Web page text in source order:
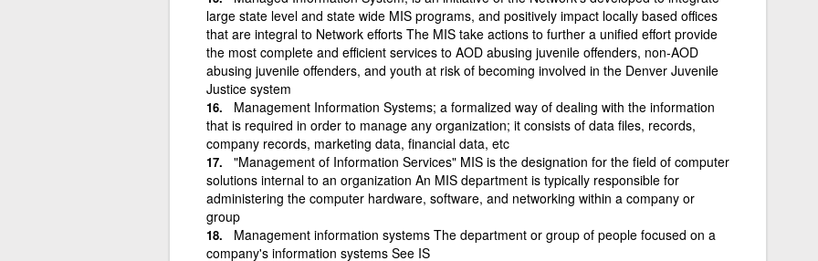
large state level and state wide MIS programs, and positively impact locally based offices
that are integral to Network efforts The MIS take actions to further a unified effort provide
the most complete and efficient services to AOD abusing juvenile offenders, non-AOD
abusing juvenile offenders, and youth at risk of becoming involved in the Denver Juvenile
Justice system
Management Information Systems; a formalized way of dealing with the information
that is required in order to manage any organization; it consists of data files, records,
company records, marketing data, financial data, etc
"Management of Information Services" MIS is the designation for the field of computer
solutions internal to an organization An MIS department is typically responsible for
administering the computer hardware, software, and networking within a company or
group
Management information systems The department or group of people focused on a
company's information systems See IS